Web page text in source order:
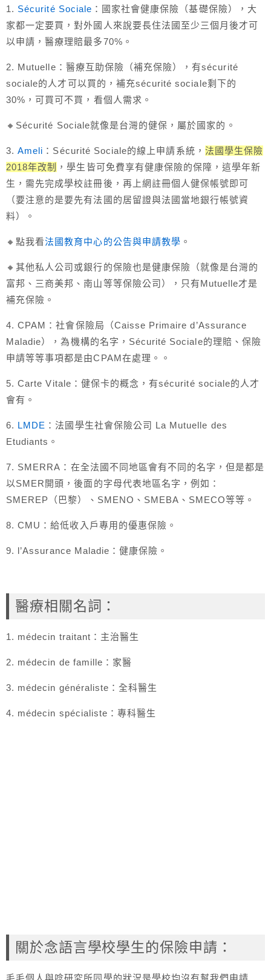
1. Sécurité Sociale ：國家社會健康保險（基礎保險），大
家都一定要買，對外國人來說要長住法國至少三個月後才可
以申請，醫療理賠最多70%。
2. Mutuelle：醫療互助保險（補充保險），有sécurité
sociale的人才可以買的，補充sécurité sociale剩下的
30%，可買可不買，看個人需求。
🔸Sécurité Sociale就像是台灣的健保，屬於國家的。
3.Ameli ：Sécurité Sociale的線上申請系統， 法國學生保險
2018年改制 ，學生皆可免費享有健康保險的保障，這學年新
生，需先完成學校註冊後，再上網註冊個人健保帳號即可
（要注意的是要先有法國的居留證與法國當地銀行帳號資
料）。
🔸點我看法國教育中心的公告與申請教學 。
🔸其他私人公司或銀行的保險也是健康保險（就像是台灣的
富邦、三商美邦、南山等等保險公司），只有Mutuelle才是
補充保險。
4. CPAM：社會保險局（Caisse Primaire d’Assurance
Maladie），為機構的名字，Sécurité Sociale的理賠、保險
申請等等事項都是由CPAM在處理。。
5. Carte Vitale：健保卡的概念，有sécurité sociale的人才
會有。
6. LMDE ：法國學生社會保險公司 La Mutuelle des
Etudiants。
7. SMERRA：在全法國不同地區會有不同的名字，但是都是
以SMER開頭，後面的字母代表地區名字，例如：
SMEREP（巴黎）、SMENO、SMEBA、SMECO等等。
8. CMU：給低收入戶專用的優惠保險。
9. l’Assurance Maladie：健康保險。
醫療相關名詞：
1. médecin traitant：主治醫生
2. médecin de famille：家醫
3. médecin généraliste：全科醫生
4. médecin spécialiste：專科醫生
關於念語言學校學生的保險申請：
毛毛個人與唸研究所同學的狀況是學校均沒有幫我們申請